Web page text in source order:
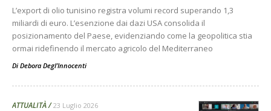
L’export di olio tunisino registra volumi record superando 1,3
miliardi di euro. L’esenzione dai dazi USA consolida il
posizionamento del Paese, evidenziando come la geopolitica stia
ormai ridefinendo il mercato agricolo del Mediterraneo
Di Debora Degl’Innocenti
ATTUALITÀ 23 Luglio 2026